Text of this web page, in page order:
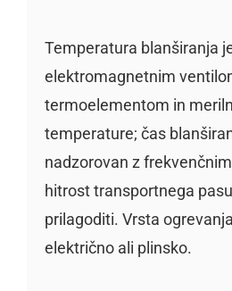
Temperatura blanširanja
elektromagnetnim
termoelementom in
temperature; čas
nadzorovan z
hitrost transportnega
prilagoditi. Vrsta
električno ali plinsko.